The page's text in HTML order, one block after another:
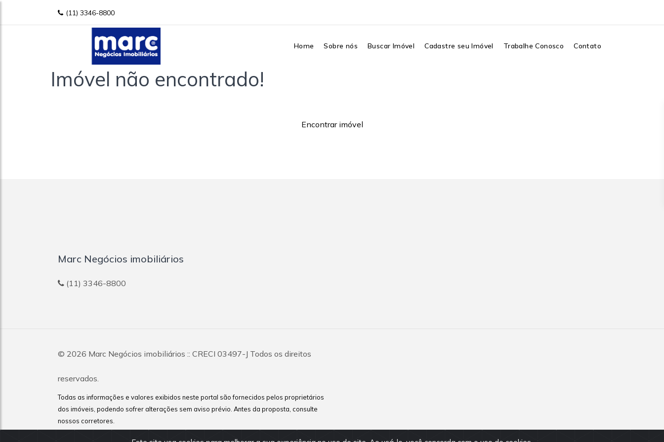
(11) 3346-8800
Home Sobre nós Buscar Imóvel Cadastre seu Imóvel Trabalhe Conosco Contato
Imóvel não encontrado!
Encontrar imóvel
Marc Negócios imobiliários
(11) 3346-8800
© 2026 Marc Negócios imobiliários :: CRECI 03497-J Todos os direitos
reservados.
Todas as informações e valores exibidos neste portal são fornecidos pelos proprietários
dos imóveis, podendo sofrer alterações sem aviso prévio. Antes da proposta, consulte
nossos corretores.